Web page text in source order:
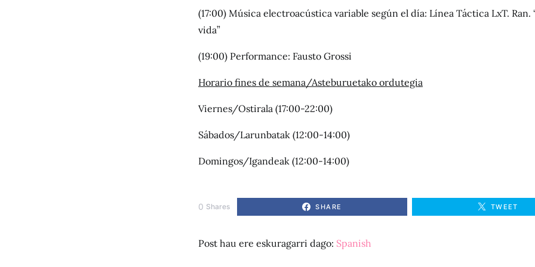
(17:00) Música electroacústica variable según el día: Línea Táctica LxT. Ran.
vida”
(19:00) Performance: Fausto Grossi
Horario fines de semana/Asteburuetako ordutegia
Viernes/Ostirala (17:00-22:00)
Sábados/Larunbatak (12:00-14:00)
Domingos/Igandeak (12:00-14:00)
0 Shares SHARE TWEET
Post hau ere eskuragarri dago: Spanish